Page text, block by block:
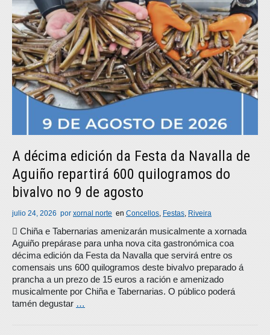
A décima edición da Festa da Navalla de
Aguiño repartirá 600 quilogramos do
bivalvo no 9 de agosto
julio 24, 2026 por xornal norte en Concellos, Festas, Riveira
 Chiña e Tabernarias amenizarán musicalmente a xornada
Aguiño prepárase para unha nova cita gastronómica coa
décima edición da Festa da Navalla que servirá entre os
comensais uns 600 quilogramos deste bivalvo preparado á
prancha a un prezo de 15 euros a ración e amenizado
musicalmente por Chiña e Tabernarias. O público poderá
tamén degustar …